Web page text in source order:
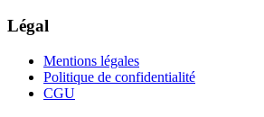
Légal
Mentions légales
Politique de confidentialité
CGU